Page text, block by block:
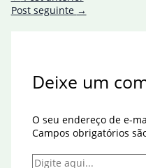
Post seguinte →
Deixe um
O seu endereço de e-
Campos obrigatórios
Digite